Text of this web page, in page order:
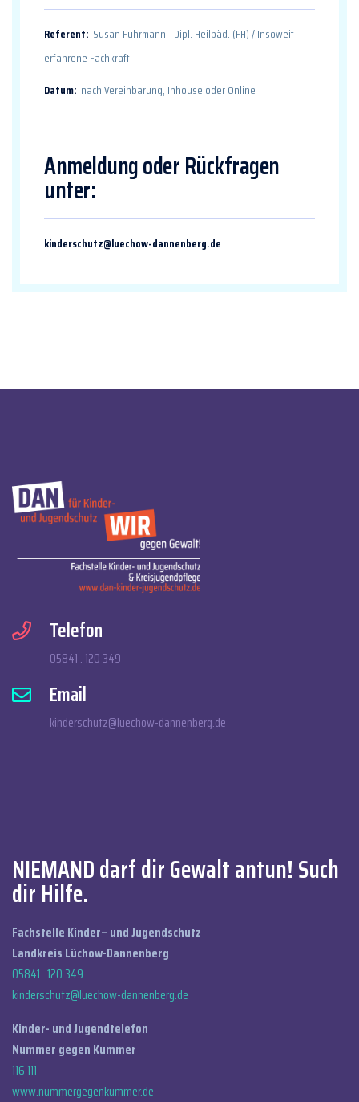
Referent: Susan Fuhrmann - Dipl. Heilpäd. (FH) / Insoweit
erfahrene Fachkraft
Datum: nach Vereinbarung, Inhouse oder Online
Anmeldung oder Rückfragen
unter:
kinderschutz@luechow-dannenberg.de
Telefon
05841 . 120 349
Email
kinderschutz@luechow-dannenberg.de
NIEMAND darf dir Gewalt antun! Such
dir Hilfe.
Fachstelle Kinder– und Jugendschutz
Landkreis Lüchow-Dannenberg
05841 . 120 349
kinderschutz@luechow-dannenberg.de
Kinder- und Jugendtelefon
Nummer gegen Kummer
116 111
www.nummergegenkummer.de